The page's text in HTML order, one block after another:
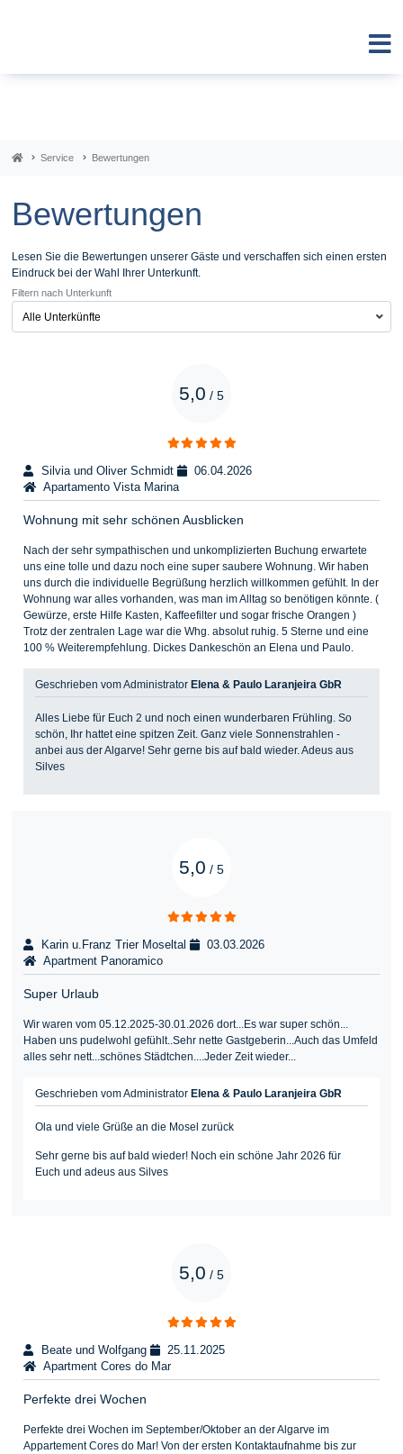
Service Bewertungen
Bewertungen
Lesen Sie die Bewertungen unserer Gäste und verschaffen sich einen ersten
Eindruck bei der Wahl Ihrer Unterkunft.
Filtern nach Unterkunft
5,0 / 5
Silvia und Oliver Schmidt
06.04.2026
Apartamento Vista Marina
Wohnung mit sehr schönen Ausblicken
Nach der sehr sympathischen und unkomplizierten Buchung erwartete
uns eine tolle und dazu noch eine super saubere Wohnung. Wir haben
uns durch die individuelle Begrüßung herzlich willkommen gefühlt. In der
Wohnung war alles vorhanden, was man im Alltag so benötigen könnte. (
Gewürze, erste Hilfe Kasten, Kaffeefilter und sogar frische Orangen )
Trotz der zentralen Lage war die Whg. absolut ruhig. 5 Sterne und eine
100 % Weiterempfehlung. Dickes Dankeschön an Elena und Paulo.
Geschrieben vom Administrator Elena & Paulo Laranjeira GbR
Alles Liebe für Euch 2 und noch einen wunderbaren Frühling. So
schön, Ihr hattet eine spitzen Zeit. Ganz viele Sonnenstrahlen -
anbei aus der Algarve! Sehr gerne bis auf bald wieder. Adeus aus
Silves
5,0 / 5
Karin u.Franz Trier Moseltal
03.03.2026
Apartment Panoramico
Super Urlaub
Wir waren vom 05.12.2025-30.01.2026 dort...Es war super schön...
Haben uns pudelwohl gefühlt..Sehr nette Gastgeberin...Auch das Umfeld
alles sehr nett...schönes Städtchen....Jeder Zeit wieder...
Geschrieben vom Administrator Elena & Paulo Laranjeira GbR
Ola und viele Grüße an die Mosel zurück
Sehr gerne bis auf bald wieder! Noch ein schöne Jahr 2026 für
Euch und adeus aus Silves
5,0 / 5
Beate und Wolfgang
25.11.2025
Apartment Cores do Mar
Perfekte drei Wochen
Perfekte drei Wochen im September/Oktober an der Algarve im
Appartement Cores do Mar! Von der ersten Kontaktaufnahme bis zur